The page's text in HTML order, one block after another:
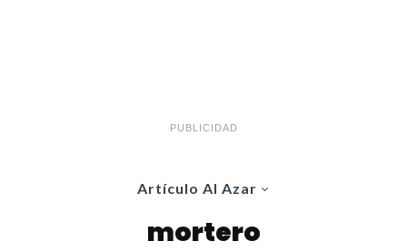
PUBLICIDAD
Artículo Al Azar
mortero